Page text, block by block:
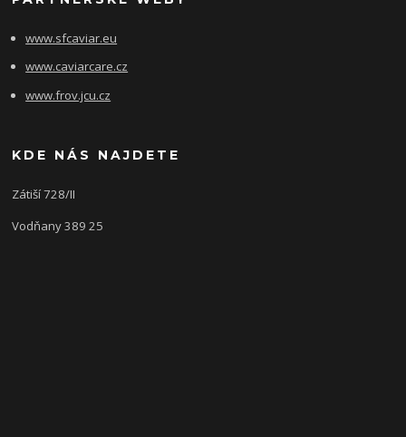
www.sfcaviar.eu
www.caviarcare.cz
www.frov.jcu.cz
KDE NÁS NAJDETE
Zátiší 728/II
Vodňany 389 25